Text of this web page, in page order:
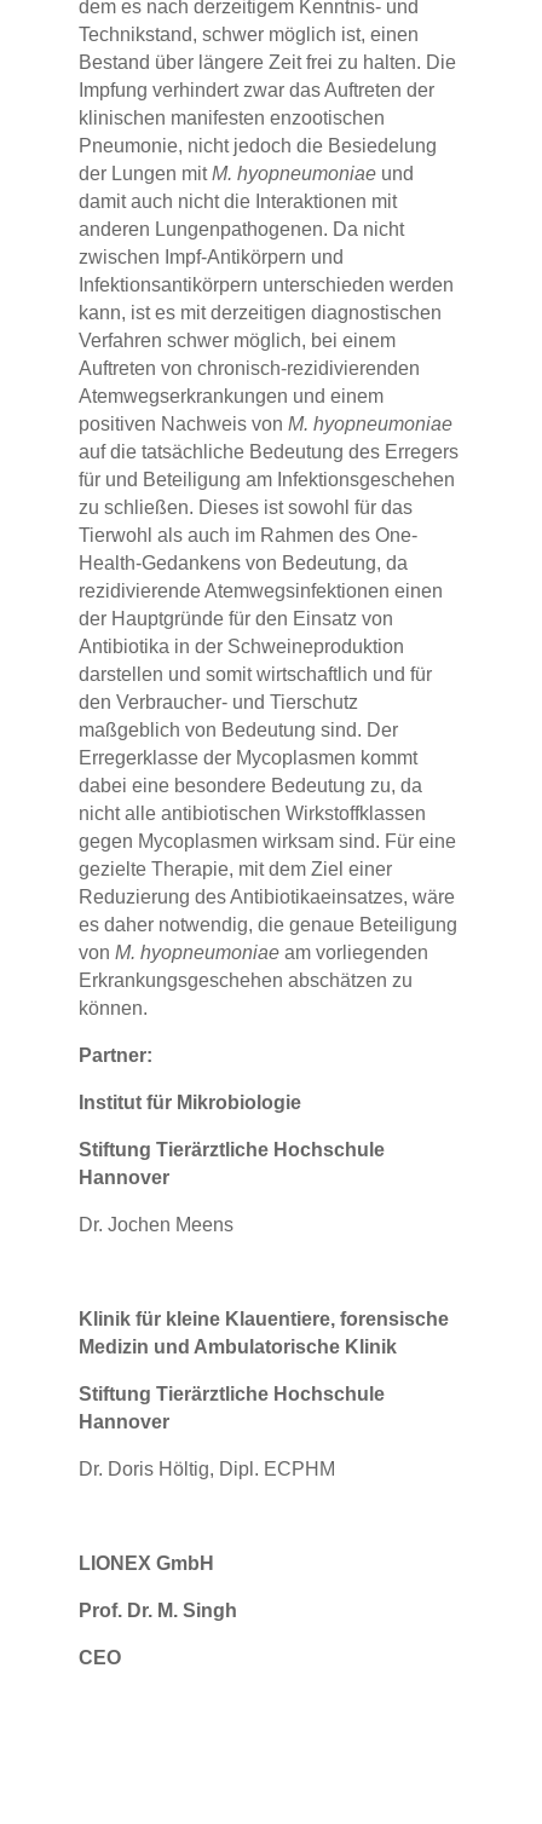
dem es nach derzeitigem Kenntnis- und
Technikstand, schwer möglich ist, einen
Bestand über längere Zeit frei zu halten. Die
Impfung verhindert zwar das Auftreten der
klinischen manifesten enzootischen
Pneumonie, nicht jedoch die Besiedelung
der Lungen mitM. hyopneumoniaeund
damit auch nicht die Interaktionen mit
anderen Lungenpathogenen. Da nicht
zwischen Impf-Antikörpern und
Infektionsantikörpern unterschieden werden
kann, ist es mit derzeitigen diagnostischen
Verfahren schwer möglich, bei einem
Auftreten von chronisch-rezidivierenden
Atemwegserkrankungen und einem
positiven Nachweis von M. hyopneumoniae
auf die tatsächliche Bedeutung des Erregers
für und Beteiligung am Infektionsgeschehen
zu schließen. Dieses ist sowohl für das
Tierwohl als auch im Rahmen des One-
Health-Gedankens von Bedeutung, da
rezidivierende Atemwegsinfektionen einen
der Hauptgründe für den Einsatz von
Antibiotika in der Schweineproduktion
darstellen und somit wirtschaftlich und für
den Verbraucher- und Tierschutz
maßgeblich von Bedeutung sind. Der
Erregerklasse der Mycoplasmen kommt
dabei eine besondere Bedeutung zu, da
nicht alle antibiotischen Wirkstoffklassen
gegen Mycoplasmen wirksam sind. Für eine
gezielte Therapie, mit dem Ziel einer
Reduzierung des Antibiotikaeinsatzes, wäre
es daher notwendig, die genaue Beteiligung
von M. hyopneumoniaeam vorliegenden
Erkrankungsgeschehen abschätzen zu
können.
Partner:
Institut für Mikrobiologie
Stiftung Tierärztliche Hochschule
Hannover
Dr. Jochen Meens
Klinik für kleine Klauentiere, forensische
Medizin und Ambulatorische Klinik
Stiftung Tierärztliche Hochschule
Hannover
Dr. Doris Höltig, Dipl. ECPHM
LIONEX GmbH
Prof. Dr. M. Singh
CEO